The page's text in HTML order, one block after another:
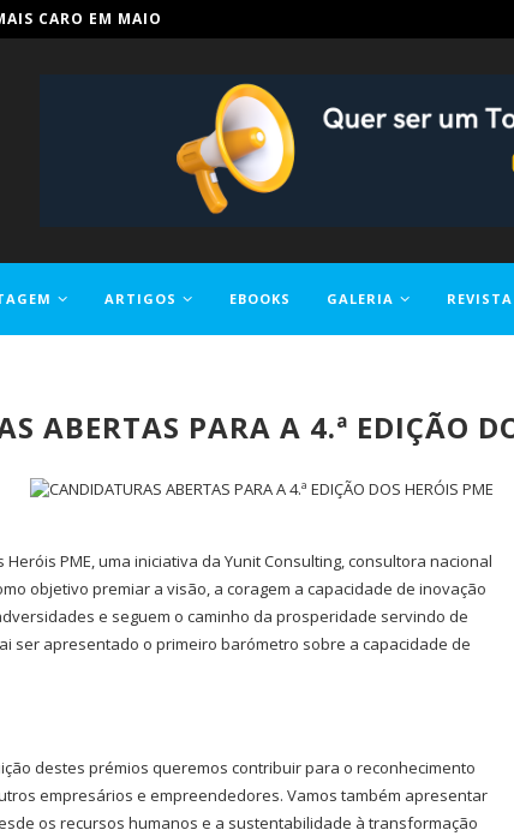
TORNAR A EDUCAÇÃO...
ARTIGOS EBOOKS GALERIA
ABERTAS PARA A 4.ª EDIÇÃO
PME, uma iniciativa da Yunit Consulting, consultora nacional
objetivo premiar a visão, a coragem a capacidade de inovação
e seguem o caminho da prosperidade servindo de
ser apresentado o primeiro barómetro sobre a capacidade de
destes prémios queremos contribuir para o reconhecimento
empresários e empreendedores. Vamos também apresentar
os recursos humanos e a sustentabilidade à transformação